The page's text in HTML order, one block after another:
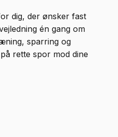
dig, der ønsker fast
én gang om
sparring og
rette spor mod dine